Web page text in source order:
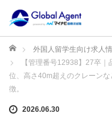
ホーム 外国人留学生向け求人
【管理番号12938】27卒
位、高さ40m超えのクレーン
徴。
2026.06.30